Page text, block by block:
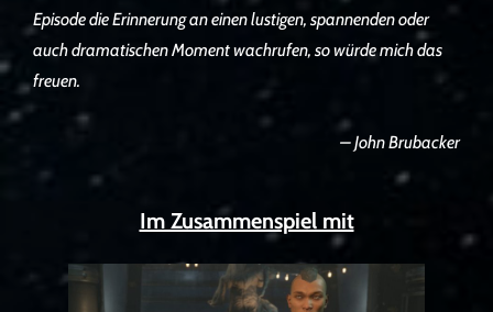
Episode die Erinnerung an einen lustigen, spannenden oder
auch dramatischen Moment wachrufen, so würde mich das
freuen.
– John Brubacker
Im Zusammenspiel mit